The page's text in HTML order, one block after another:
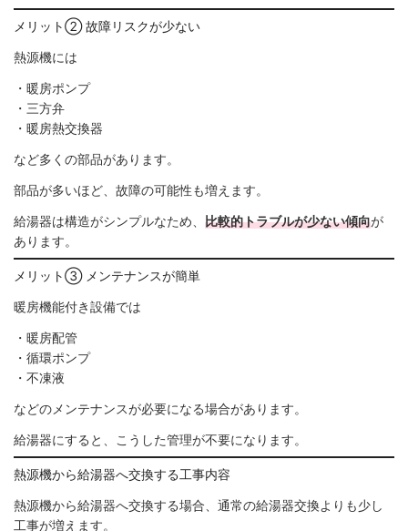
メリット② 故障リスクが少ない
熱源機には
・暖房ポンプ
・三方弁
・暖房熱交換器
など多くの部品があります。
部品が多いほど、故障の可能性も増えます。
給湯器は構造がシンプルなため、 比較的トラブルが少ない傾向が
あります。
メリット③ メンテナンスが簡単
暖房機能付き設備では
・暖房配管
・循環ポンプ
・不凍液
などのメンテナンスが必要になる場合があります。
給湯器にすると、こうした管理が不要になります。
熱源機から給湯器へ交換する工事内容
熱源機から給湯器へ交換する場合、通常の給湯器交換よりも少し
工事が増えます。